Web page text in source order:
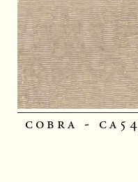
cobra - ca54